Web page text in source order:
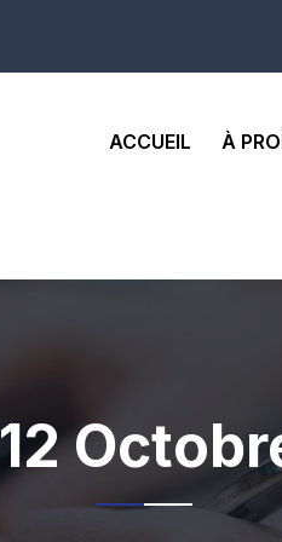
ACCUEIL À
12